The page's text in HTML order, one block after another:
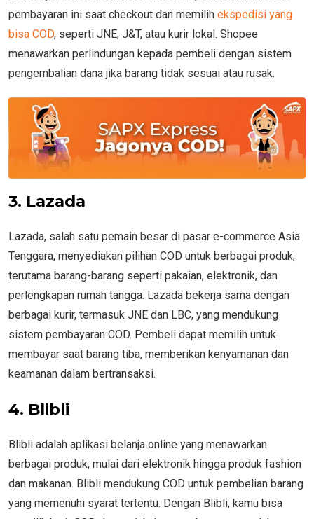
pembayaran ini saat checkout dan memilih ekspedisi yang
bisa COD, seperti JNE, J&T, atau kurir lokal. Shopee
menawarkan perlindungan kepada pembeli dengan sistem
pengembalian dana jika barang tidak sesuai atau rusak.
3. Lazada
Lazada, salah satu pemain besar di pasar e-commerce Asia
Tenggara, menyediakan pilihan COD untuk berbagai produk,
terutama barang-barang seperti pakaian, elektronik, dan
perlengkapan rumah tangga. Lazada bekerja sama dengan
berbagai kurir, termasuk JNE dan LBC, yang mendukung
sistem pembayaran COD. Pembeli dapat memilih untuk
membayar saat barang tiba, memberikan kenyamanan dan
keamanan dalam bertransaksi.
4. Blibli
Blibli adalah aplikasi belanja online yang menawarkan
berbagai produk, mulai dari elektronik hingga produk fashion
dan makanan. Blibli mendukung COD untuk pembelian barang
yang memenuhi syarat tertentu. Dengan Blibli, kamu bisa